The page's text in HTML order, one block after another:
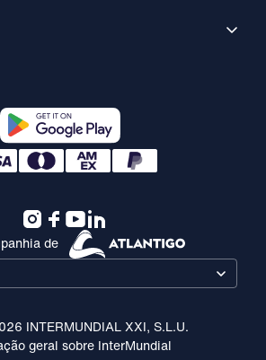
de
INTERMUNDIAL XXI, S.L.U.
geral sobre InterMundial